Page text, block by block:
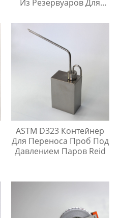
Из Резервуаров Для
Любой Высоте
ASTM D323 Контейнер
Для Переноса Проб Под
Давлением Паров Reid